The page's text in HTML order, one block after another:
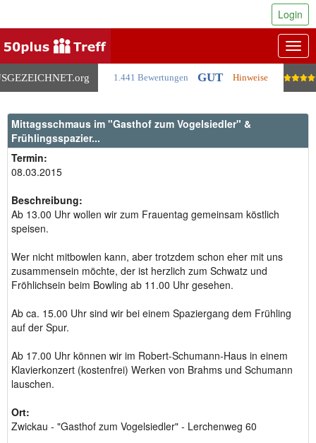
.org 1.441 Bewertungen GUT Hinweise
Login
Mittagsschmaus im "Gasthof zum Vogelsiedler" &
Frühlingsspazier...
Termin:
08.03.2015
Beschreibung:
Ab 13.00 Uhr wollen wir zum Frauentag gemeinsam köstlich
speisen.
Wer nicht mitbowlen kann, aber trotzdem schon eher mit uns
zusammensein möchte, der ist herzlich zum Schwatz und
Fröhlichsein beim Bowling ab 11.00 Uhr gesehen.
Ab ca. 15.00 Uhr sind wir bei einem Spaziergang dem Frühling
auf der Spur.
Ab 17.00 Uhr können wir im Robert-Schumann-Haus in einem
Klavierkonzert (kostenfrei) Werken von Brahms und Schumann
lauschen.
Ort:
Zwickau - "Gasthof zum Vogelsiedler" - Lerchenweg 60